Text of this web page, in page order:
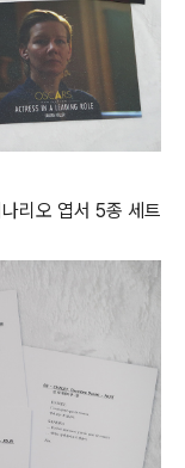
리오 엽서 5종 세트